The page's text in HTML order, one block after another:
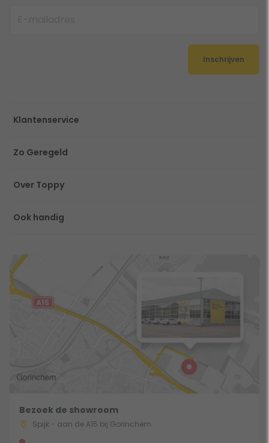
Inschrijven
Klantenservice
Zo Geregeld
Over Toppy
Ook handig
Bezoek de showroom
Spijk - aan de A15 bij Gorinchem